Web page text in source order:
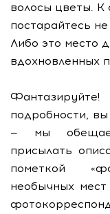
волосы цветы. К
постарайтесь
Либо это место
вдохновленных
подробности,
— мы
присылать
пометкой
необычных